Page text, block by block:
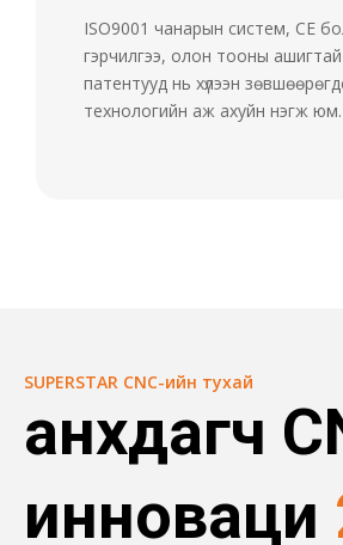
ISO9001 чанарын систем, CE
гэрчилгээ, олон тооны
патентууд нь хүлээн
технологийн аж ахуйн нэгж юм.
SUPERSTAR CNC-ийн тухай
анхдагч
инноваци